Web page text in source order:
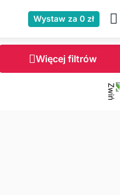
Wystaw za 0 zł
Więcej filtrów